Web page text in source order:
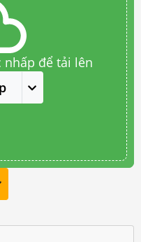
nhấp để tải lên